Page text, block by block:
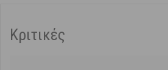
Κριτικές